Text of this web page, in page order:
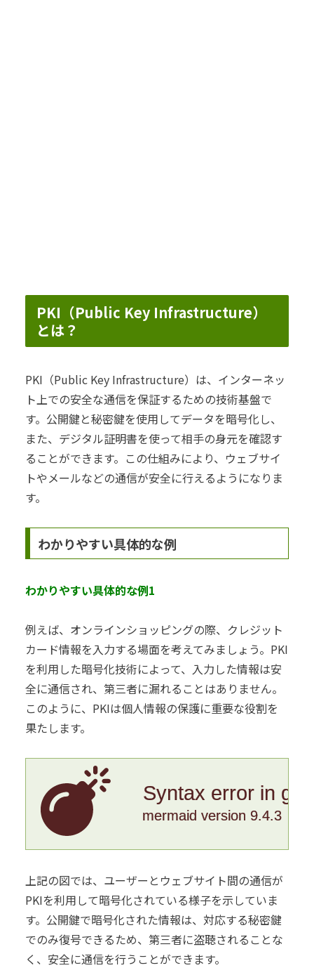
PKI（Public Key Infrastructure）
とは？
PKI（Public Key Infrastructure）は、インターネッ
ト上での安全な通信を保証するための技術基盤で
す。公開鍵と秘密鍵を使用してデータを暗号化し、
また、デジタル証明書を使って相手の身元を確認す
ることができます。この仕組みにより、ウェブサイ
トやメールなどの通信が安全に行えるようになりま
す。
わかりやすい具体的な例
わかりやすい具体的な例1
例えば、オンラインショッピングの際、クレジット
カード情報を入力する場面を考えてみましょう。PKI
を利用した暗号化技術によって、入力した情報は安
全に通信され、第三者に漏れることはありません。
このように、PKIは個人情報の保護に重要な役割を
果たします。
Syntax error in
mermaid version 9.4.3
上記の図では、ユーザーとウェブサイト間の通信が
PKIを利用して暗号化されている様子を示していま
す。公開鍵で暗号化された情報は、対応する秘密鍵
でのみ復号できるため、第三者に盗聴されることな
く、安全に通信を行うことができます。